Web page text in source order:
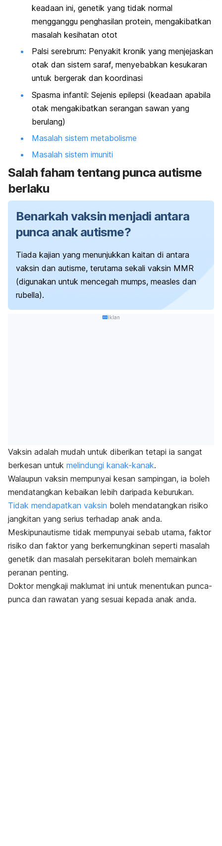
keadaan ini, genetik yang tidak normal
mengganggu penghasilan protein, mengakibatkan
masalah kesihatan otot
Palsi serebrum: Penyakit kronik yang menjejaskan
otak dan sistem saraf, menyebabkan kesukaran
untuk bergerak dan koordinasi
Spasma infantil: Sejenis epilepsi (keadaan apabila
otak mengakibatkan serangan sawan yang
berulang)
Masalah sistem metabolisme
Masalah sistem imuniti
Salah faham tentang punca autisme
berlaku
Benarkah vaksin menjadi antara
punca anak autisme?
Tiada kajian yang menunjukkan kaitan di antara
vaksin dan autisme, terutama sekali vaksin MMR
(digunakan untuk mencegah mumps, measles dan
rubella).
Iklan
Vaksin adalah mudah untuk diberikan tetapi ia sangat
berkesan untuk melindungi kanak-kanak.
Walaupun vaksin mempunyai kesan sampingan, ia boleh
mendatangkan kebaikan lebih daripada keburukan.
Tidak mendapatkan vaksin boleh mendatangkan risiko
jangkitan yang serius terhadap anak anda.
Meskipunautisme tidak mempunyai sebab utama, faktor
risiko dan faktor yang berkemungkinan seperti masalah
genetik dan masalah persekitaran boleh memainkan
peranan penting.
Doktor mengkaji maklumat ini untuk menentukan punca-
punca dan rawatan yang sesuai kepada anak anda.